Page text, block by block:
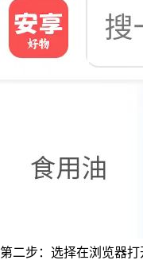
第二步：选择在浏览器打